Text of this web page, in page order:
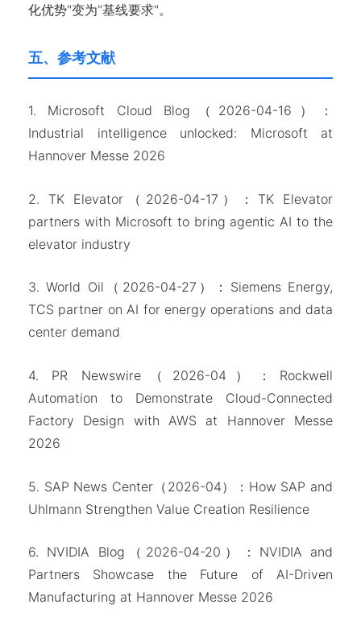
化优势"变为"基线要求"。
五、参考文献
1. Microsoft Cloud Blog（2026-04-16）：
Industrial intelligence unlocked: Microsoft at
Hannover Messe 2026
2. TK Elevator（2026-04-17）：TK Elevator
partners with Microsoft to bring agentic AI to the
elevator industry
3. World Oil（2026-04-27）：Siemens Energy,
TCS partner on AI for energy operations and data
center demand
4. PR Newswire（2026-04）：Rockwell
Automation to Demonstrate Cloud-Connected
Factory Design with AWS at Hannover Messe
2026
5. SAP News Center（2026-04）：How SAP and
Uhlmann Strengthen Value Creation Resilience
6. NVIDIA Blog（2026-04-20）：NVIDIA and
Partners Showcase the Future of AI-Driven
Manufacturing at Hannover Messe 2026